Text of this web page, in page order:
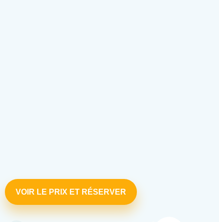
VOIR LE PRIX ET RÉSERVER